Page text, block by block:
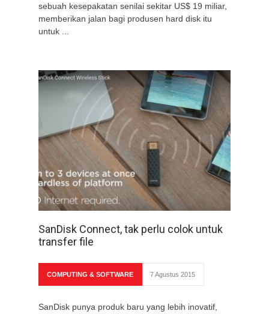
sebuah kesepakatan senilai sekitar US$ 19 miliar,
memberikan jalan bagi produsen hard disk itu
untuk ...
SanDisk Connect, tak perlu colok untuk
transfer file
COMPUTING & SOFTWARE 7 Agustus 2015
SanDisk punya produk baru yang lebih inovatif,